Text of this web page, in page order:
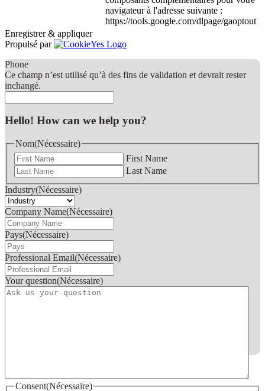
navigateur à l'adresse suivante :
https://tools.google.com/dlpage/gaoptout
Enregistrer & appliquer
Propulsé par
Phone
Ce champ n’est utilisé qu’à des fins de validation et devrait rester
inchangé.
Hello! How can we help you?
Nom(Nécessaire)
First Name
Last Name
Industry(Nécessaire)
Company Name(Nécessaire)
Pays(Nécessaire)
Professional Email(Nécessaire)
Your question(Nécessaire)
Consent(Nécessaire)